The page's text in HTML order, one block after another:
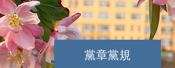
黨章黨規